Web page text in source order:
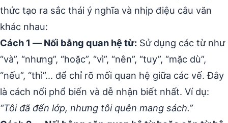
thức tạo ra sắc thái ý nghĩa và nhịp điệu câu văn
khác nhau:
Cách 1 — Nối bằng quan hệ từ: Sử dụng các từ như
“và”, “nhưng”, “hoặc”, “vì”, “nên”, “tuy”, “mặc dù”,
“nếu”, “thì”… để chỉ rõ mối quan hệ giữa các vế. Đây
là cách nối phổ biến và dễ nhận biết nhất. Ví dụ:
“Tôi đã đến lớp, nhưng tôi quên mang sách.”